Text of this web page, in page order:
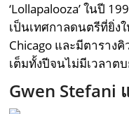
‘Lollapalooza’ ในปี
เป็นเทศกาลดนตรีที่ยิ่ง
Chicago และมีตาราง
เต็มทั้งปีจนไม่มีเวลาตบ
Gwen Stefani